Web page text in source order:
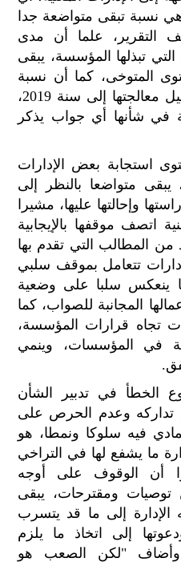
تتجاوز 22 ,75 % وهي نسبة تبقى متواضعة جدا
التقرير، علما أن مدى
تبذلها المؤسسة، يبقى
المتوخى، كما أن نسبة
مهمة من الشكايات تم ترحيل معالجتها إلى سنة 2019،
شأنها أي جواب يذكر
استجابة بعض الإدارات
يبقى متواضعا بالنظر إلى
وإحالتها عليها، مشيرا
اتصف موقفها بالإيجابية
من المطالب التي تقدم بها
تتعامل بموقف سلبي
ينعكس سلبا على وضعية
المجانبة للصواب، كما
تجاه قرارات المؤسسة،
في المؤسسات، وينمي
الخطأ في تدبير الشأن
تداركه وعدم الحرص على
فيه سلوكا ونمطا، هو
ما يشفع لها في التراخي
أن الوقوف على أوجه
توصيات ومقترحات، يبقى
الإدارة إلى ما قد يتسرب
إلى اتخاذ ما يلزم
وأضاف "لكن الصعب هو